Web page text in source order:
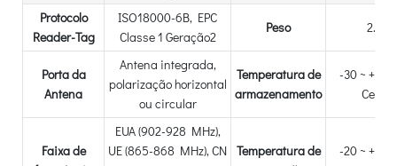
Protocolo
Reader-Tag
ISO18000-6B, EPC
Classe 1 Geração2
Peso 2.0kg
Porta da
Antena
Antena integrada,
polarização horizontal
ou circular
Temperatura de
armazenamento
-30 ~ +85
Faixa de
EUA (902-928 MHz),
UE (865-868 MHz), CN Temperatura de
-20 ~ +80